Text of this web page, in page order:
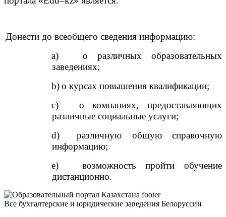
Донести до всеобщего сведения информацию:
a)
о различных образовательных
заведениях;
b)о курсах повышения квалификации;
c)
о компаниях, предоставляющих
различные социальные услуги;
d)
различную общую справочную
информацию;
e)
возможность пройти обучение
дистанционно.
Все бухгалтерские и юридические заведения Белоруссии